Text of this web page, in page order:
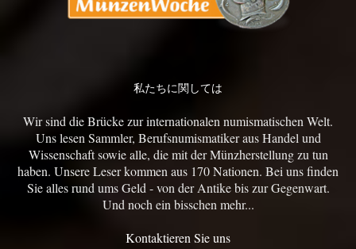
私たちに関しては
Wir sind die Brücke zur internationalen numismatischen Welt.
Uns lesen Sammler, Berufsnumismatiker aus Handel und
Wissenschaft sowie alle, die mit der Münzherstellung zu tun
haben. Unsere Leser kommen aus 170 Nationen. Bei uns finden
Sie alles rund ums Geld - von der Antike bis zur Gegenwart.
Und noch ein bisschen mehr...
Kontaktieren Sie uns